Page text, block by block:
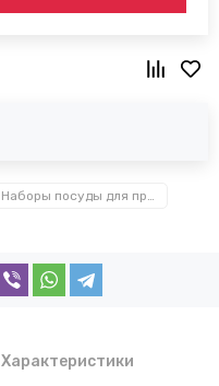
Наборы посуды для приготовления Kamille™, Ofenbach™
Характеристики